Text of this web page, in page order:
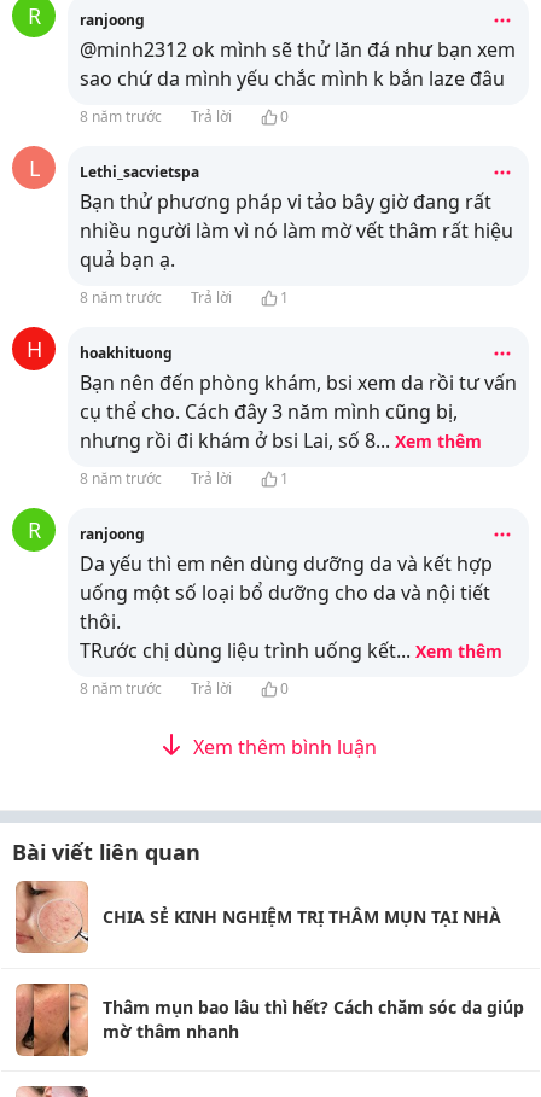
R ranjoong
@minh2312 ok mình sẽ thử lăn đá như bạn xem
sao chứ da mình yếu chắc mình k bắn laze đâu
8 năm trước Trả lời 0
L Lethi_sacvietspa
Bạn thử phương pháp vi tảo bây giờ đang rất
nhiều người làm vì nó làm mờ vết thâm rất hiệu
quả bạn ạ.
8 năm trước Trả lời 1
H hoakhituong
Bạn nên đến phòng khám, bsi xem da rồi tư vấn
cụ thể cho. Cách đây 3 năm mình cũng bị,
nhưng rồi đi khám ở bsi Lai, số 8... Xem thêm
8 năm trước Trả lời 1
R ranjoong
Da yếu thì em nên dùng dưỡng da và kết hợp
uống một số loại bổ dưỡng cho da và nội tiết
thôi.
TRước chị dùng liệu trình uống kết... Xem thêm
8 năm trước Trả lời 0
Xem thêm bình luận
Bài viết liên quan
CHIA SẺ KINH NGHIỆM TRỊ THÂM MỤN TẠI NHÀ
Thâm mụn bao lâu thì hết? Cách chăm sóc da giúp
mờ thâm nhanh